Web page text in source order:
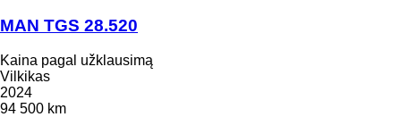
MAN TGS 28.520
Kaina pagal užklausimą
Vilkikas
2024
94 500 km